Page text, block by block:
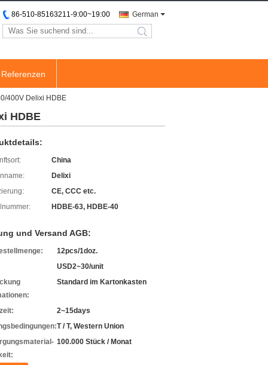
German
86-510-85163211-9:00~19:00
search
Referenzen
400V Delixi HDBE
HDBE
China
Delixi
CE, CCC etc.
HDBE-63, HDBE-40
und Versand AGB:
12pcs/1doz.
USD2~30/unit
Standard im Kartonkasten
2~15days
T / T, Western Union
100.000 Stück / Monat